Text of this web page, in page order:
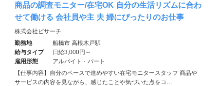
商品の調査モニター/在宅OK 自分の生活リズムに合わ
せて働ける 会社員や主 夫 婦にぴったりのお仕事
株式会社ビサーチ
勤務地
船橋市 高根木戸駅
給与タイプ
日給3,000円～
雇用形態
アルバイト・パート
【仕事内容】自分のペースで進めやすい在宅モニタースタッフ 商品や
サービスの内容を見ながら、感じたことや気づいた点をコ…